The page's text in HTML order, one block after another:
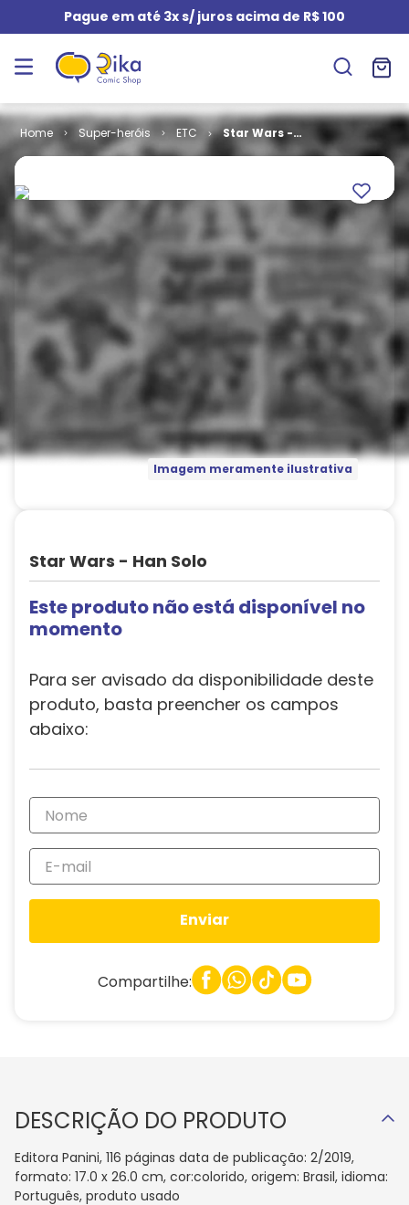
Pague em até 3x s/ juros acima de R$ 100
Super-heróis ETC
Star Wars -
Han Solo
Imagem meramente ilustrativa
Star Wars - Han Solo
Este produto não está disponível no
momento
Para ser avisado da disponibilidade deste
produto, basta preencher os campos
abaixo:
Enviar
Compartilhe:
DESCRIÇÃO DO PRODUTO
Editora Panini, 116 páginas data de publicação: 2/2019,
formato: 17.0 x 26.0 cm, cor:colorido, origem: Brasil, idioma:
Português, produto usado